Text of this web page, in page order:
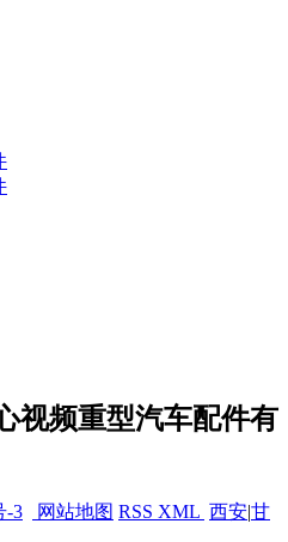
心视频重型汽车配件有
-3 网站地图 RSS XML 西安|甘